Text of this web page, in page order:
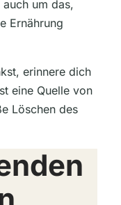
um das,
Ernährung
erinnere dich
eine Quelle von
Löschen des